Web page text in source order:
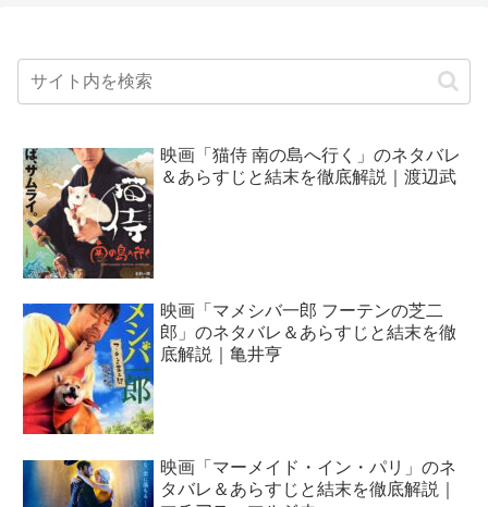
映画「猫侍 南の島へ行く」のネタバレ
＆あらすじと結末を徹底解説｜渡辺武
映画「マメシバ一郎 フーテンの芝二
郎」のネタバレ＆あらすじと結末を徹
底解説｜亀井亨
映画「マーメイド・イン・パリ」のネ
タバレ＆あらすじと結末を徹底解説｜